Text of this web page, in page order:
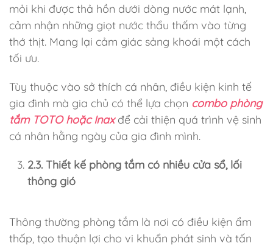
mỏi khi được thả hồn dưới dòng nước mát lạnh,
cảm nhận những giọt nước thẩu thấm vào từng
thớ thịt. Mang lại cảm giác sảng khoái một cách
tối ưu.
Tùy thuộc vào sở thích cá nhân, điều kiện kinh tế
gia đình mà gia chủ có thể lựa chọn combo phòng
tắm TOTO hoặc Inaxđể cải thiện quá trình vệ sinh
cá nhân hằng ngày của gia đình mình.
2.3. Thiết kế phòng tắm có nhiều cửa sổ, lối
thông gió
Thông thường phòng tắm là nơi có điều kiện ẩm
thấp, tạo thuận lợi cho vi khuẩn phát sinh và tấn